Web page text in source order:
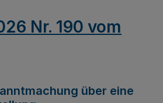
Nr. 190 vom
über eine